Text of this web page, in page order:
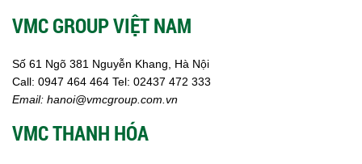
VMC GROUP VIỆT NAM
Số 61 Ngõ 381 Nguyễn Khang, Hà Nội
Call: 0947 464 464 Tel: 02437 472 333
Email: hanoi@vmcgroup.com.vn
VMC THANH HÓA